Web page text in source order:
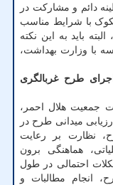
دائم و مشارکت در
با شرایط مناسب
باید به این نکته
با وزارت بهداشت،
طرح غربالگری
جمعیت هلال احمر،
میدانی طرح در
نظارت بر رعایت
هماهنگی برون
احتمالی در طول
انجام مطالبات و